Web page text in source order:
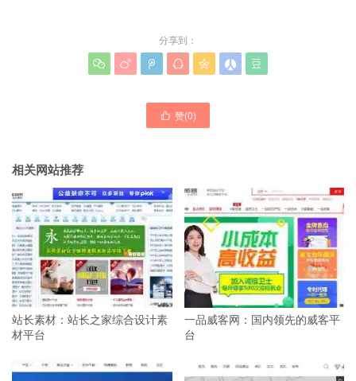
分享到：
      
 赞(0)
相关网站推荐
站长素材：站长之家综合设计素
材平台
一品威客网：国内领先的威客平
台